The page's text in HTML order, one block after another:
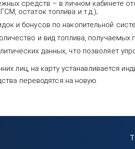
средств – в личном кабинете
остаток топлива и т.д.);
и бонусов по накопительной
и вид топлива,
данных, что позволяет
лиц, на карту устанавливается
переводятся на новую.